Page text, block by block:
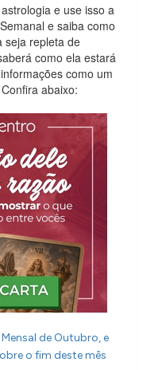
e use isso a
e saiba como
seja repleta de
como ela estará
como um
abaixo:
de Outubro, e
o fim deste mês